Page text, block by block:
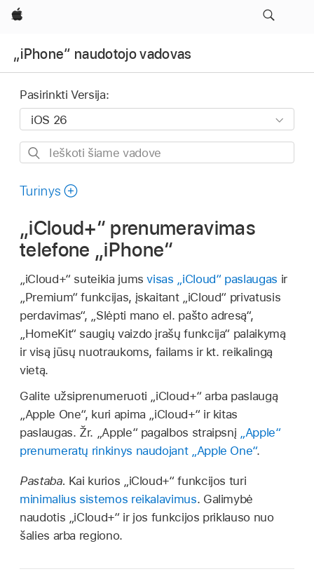
Apple
„iPhone“ naudotojo vadovas
Pasirinkti Versija:
Ieškoti
vadove
Turinys
„iCloud+“ prenumeravimas
telefone „iPhone“
„iCloud+“ suteikia jumsvisas „iCloud“ paslaugas ir
„Premium“ funkcijas, įskaitant „iCloud“ privatusis
perdavimas“, „Slėpti mano el. pašto adresą“,
„HomeKit“ saugių vaizdo įrašų funkcija“ palaikymą
ir visą jūsų nuotraukoms, failams ir kt. reikalingą
vietą.
Galite užsiprenumeruoti „iCloud+“ arba paslaugą
„Apple One“, kuri apima „iCloud+“ ir kitas
paslaugas. Žr. „Apple“ pagalbos straipsnį „Apple“
prenumeratų rinkinys naudojant „Apple One“.
Pastaba. Kai kurios „iCloud+“ funkcijos turi
minimalius sistemos reikalavimus. Galimybė
naudotis „iCloud+“ ir jos funkcijos priklauso nuo
šalies arba regiono.